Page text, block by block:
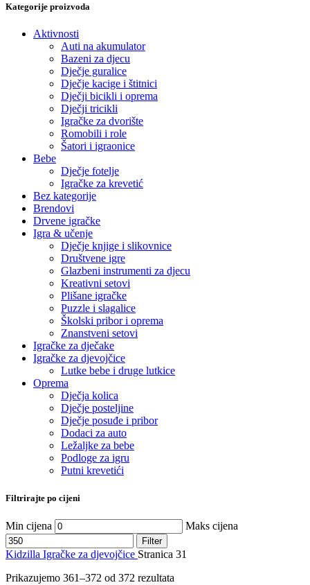
Kategorije proizvoda
Aktivnosti
Auti na akumulator
Bazeni za djecu
Dječje guralice
Dječje kacige i štitnici
Dječji bicikli i oprema
Dječji tricikli
Igračke za dvorište
Romobili i role
Šatori i igraonice
Bebe
Dječje fotelje
Igračke za krevetić
Bez kategorije
Brendovi
Drvene igračke
Igra & učenje
Dječje knjige i slikovnice
Društvene igre
Glazbeni instrumenti za djecu
Kreativni setovi
Plišane igračke
Puzzle i slagalice
Školski pribor i oprema
Znanstveni setovi
Igračke za dječake
Igračke za djevojčice
Lutke bebe i druge lutkice
Oprema
Dječja kolica
Dječje posteljine
Dječje posuđe i pribor
Dodaci za auto
Ležaljke za bebe
Podloge za igru
Putni krevetići
Filtrirajte po cijeni
Min cijena Maks cijena
Filter
Kidzilla Igračke za djevojčice Stranica 31
Prikazujemo 361–372 od 372 rezultata